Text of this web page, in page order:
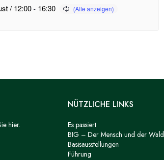
/ 12:00 - 16:30
hier.
NÜTZLICHE LINKS
Es passiert
BIG – Der Mensch und der Wald
Basisausstellungen
Führung